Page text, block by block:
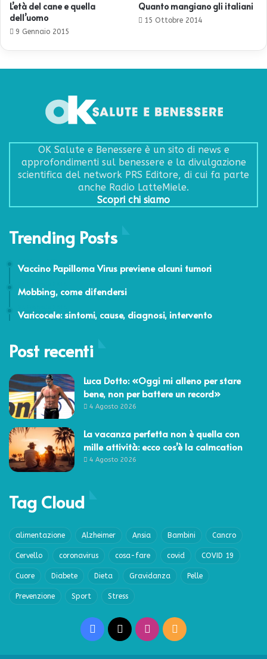
L’età del cane e quella
dell’uomo
9 Gennaio 2015
Quanto mangiano gli italiani
15 Ottobre 2014
OK Salute e Benessere è un sito di news e
approfondimenti sul benessere e la divulgazione
scientifica del network PRS Editore, di cui fa parte
anche Radio LatteMiele.
Scopri chi siamo
Trending Posts
Vaccino Papilloma Virus previene alcuni tumori
Mobbing, come difendersi
Varicocele: sintomi, cause, diagnosi, intervento
Post recenti
Luca Dotto: «Oggi mi alleno per stare
bene, non per battere un record»
4 Agosto 2026
La vacanza perfetta non è quella con
mille attività: ecco cos’è la calmcation
4 Agosto 2026
Tag Cloud
alimentazione Alzheimer Ansia Bambini Cancro
Cervello coronavirus cosa-fare covid COVID 19
Cuore Diabete Dieta Gravidanza Pelle
Prevenzione Sport Stress
Facebook Instagram
RSS